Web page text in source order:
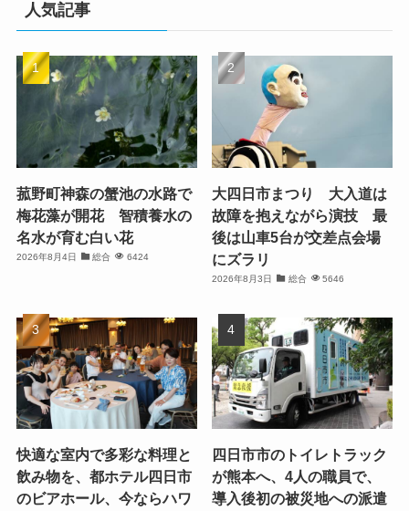
人気記事
菰野町神森の蟹池の水路で
梅花藻が開花 智積養水の
名水が育む白い花
2026年8月4日 総合 6424
大四日市まつり 大入道は
故障を抱えながら演技 最
後は山車5台が交差点会場
にズラリ
2026年8月3日 総合 5646
快適な室内で多彩な料理と
飲み物を、都ホテル四日市
のビアホール、今ならハワ
四日市市のトイレトラック
が熊本へ、4人の職員で、
導入後初の被災地への派遣